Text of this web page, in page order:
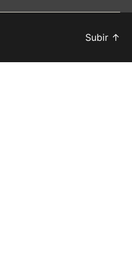
Subir ↑